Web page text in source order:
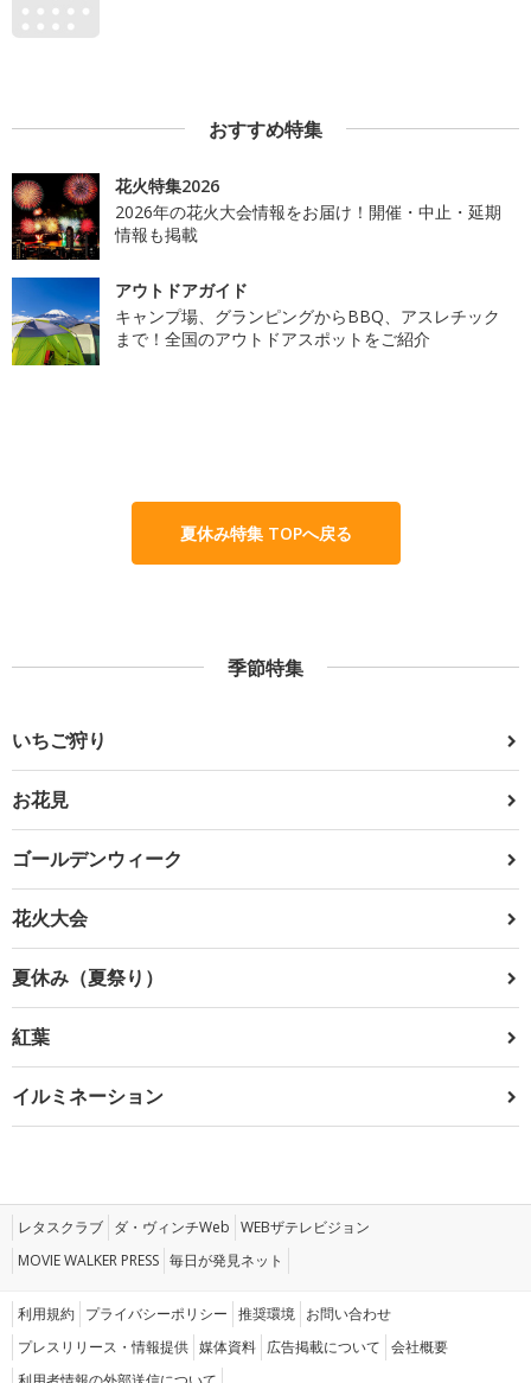
おすすめ特集
花火特集2026
2026年の花火大会情報をお届け！開催・中止・延期
情報も掲載
アウトドアガイド
キャンプ場、グランピングからBBQ、アスレチック
まで！全国のアウトドアスポットをご紹介
夏休み特集 TOPへ戻る
季節特集
いちご狩り
お花見
ゴールデンウィーク
花火大会
夏休み（夏祭り）
紅葉
イルミネーション
レタスクラブ ダ・ヴィンチWeb WEBザテレビジョン
MOVIE WALKER PRESS 毎日が発見ネット
利用規約 プライバシーポリシー 推奨環境 お問い合わせ
プレスリリース・情報提供 媒体資料 広告掲載について 会社概要